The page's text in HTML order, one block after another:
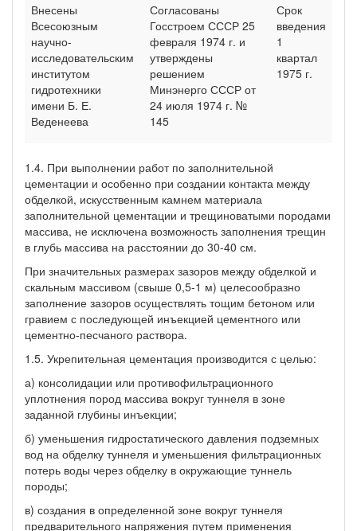
Внесены
Всесоюзным
научно-
исследовательским
институтом
гидротехники
имени Б. Е.
Веденеева
Согласованы
Госстроем СССР 25
февраля 1974 г. и
утверждены
решением
Минэнерго СССР от
24 июля 1974 г. №
145
Срок
введения
1
квартал
1975 г.
1.4. При выполнении работ по заполнительной
цементации и особенно при создании контакта между
обделкой, искусственным камнем материала
заполнительной цементации и трещиноватыми породами
массива, не исключена возможность заполнения трещин
в глубь массива на расстоянии до 30-40 см.
При значительных размерах зазоров между обделкой и
скальным массивом (свыше 0,5-1 м) целесообразно
заполнение зазоров осуществлять тощим бетоном или
гравием с последующей инъекцией цементного или
цементно-песчаного раствора.
1.5. Укрепительная цементация производится с целью:
а) консолидации или противофильтрационного
уплотнения пород массива вокруг туннеля в зоне
заданной глубины инъекции;
б) уменьшения гидростатического давления подземных
вод на обделку туннеля и уменьшения фильтрационных
потерь воды через обделку в окружающие туннель
породы;
в) создания в определенной зоне вокруг туннеля
предварительного напряжения путем применения